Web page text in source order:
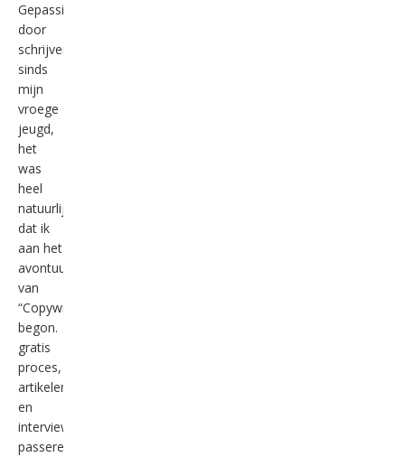
Gepassioneerd
door
schrijven
sinds
mijn
vroege
jeugd,
het
was
heel
natuurlijk
dat ik
aan het
avontuur
van
“Copywriting”
begon.
gratis
proces,
artikelen
en
interviews
passeren